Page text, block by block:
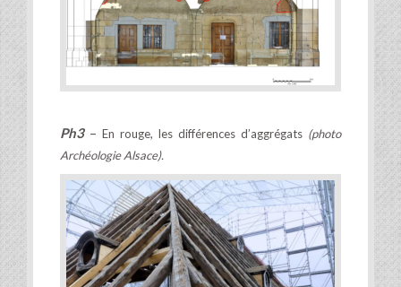
Ph3– En rouge, les différences d’aggrégats (photo
Archéologie Alsace).